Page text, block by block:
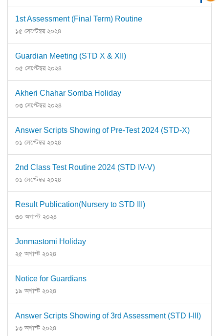
1st Assessment (Final Term) Routine
১৫ সেপ্টেম্বর ২০২৪
Guardian Meeting (STD X & XII)
০৫ সেপ্টেম্বর ২০২৪
Akheri Chahar Somba Holiday
০৩ সেপ্টেম্বর ২০২৪
Answer Scripts Showing of Pre-Test 2024 (STD-X)
০১ সেপ্টেম্বর ২০২৪
2nd Class Test Routine 2024 (STD IV-V)
০১ সেপ্টেম্বর ২০২৪
Result Publication(Nursery to STD III)
৩০ অগাস্ট ২০২৪
Jonmastomi Holiday
২৫ অগাস্ট ২০২৪
Notice for Guardians
১৯ অগাস্ট ২০২৪
Answer Scripts Showing of 3rd Assessment (STD I-III)
১৩ অগাস্ট ২০২৪